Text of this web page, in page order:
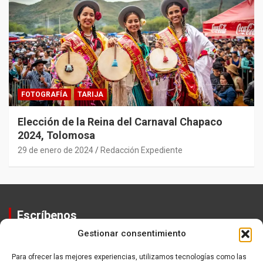
Gestionar consentimiento
Para ofrecer las mejores experiencias, utilizamos tecnologías como las
FOTOGRAFÍA TARIJA
Elección de la Reina del Carnaval Chapaco
2024, Tolomosa
29 de enero de 2024 Redacción Expediente
Escríbenos
Equipo